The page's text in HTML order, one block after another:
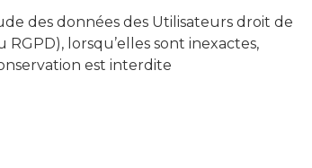
des données des Utilisateurs droit de
lorsqu’elles sont inexactes,
est interdite